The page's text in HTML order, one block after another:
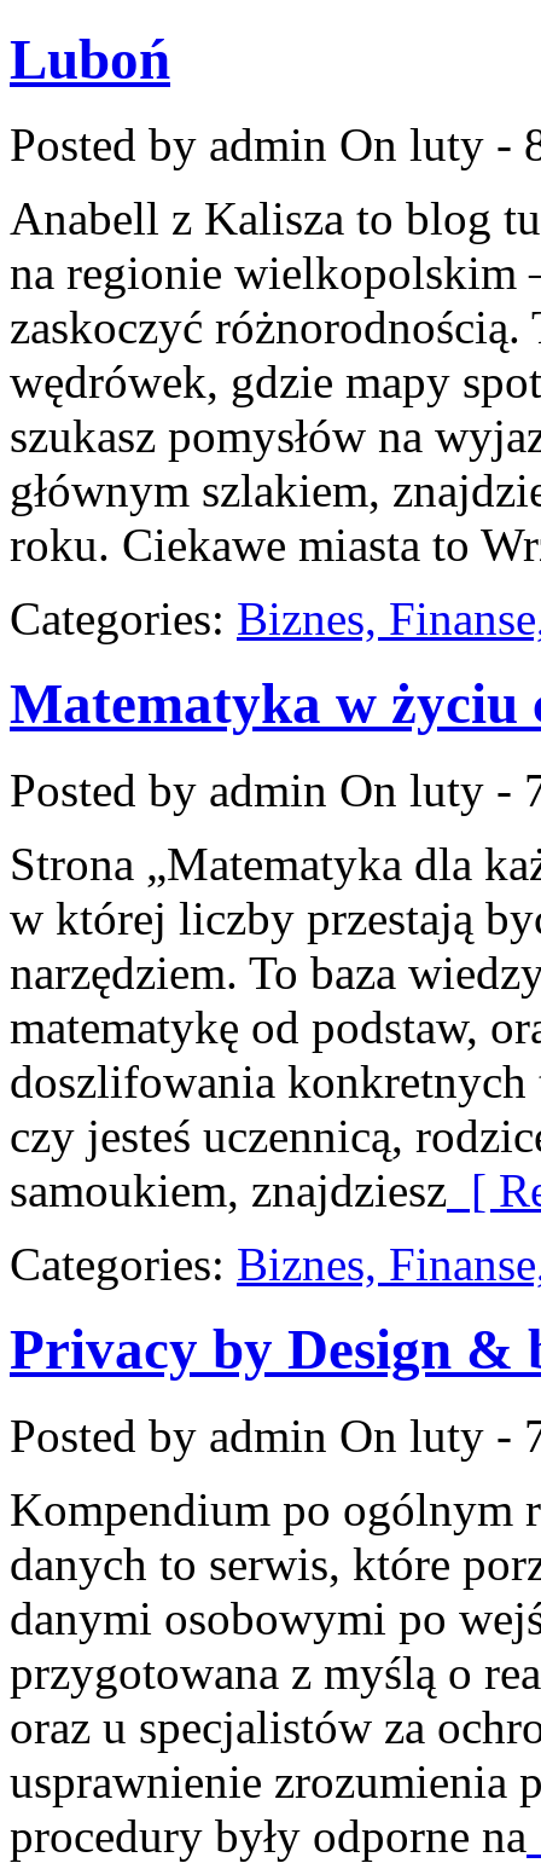
Luboń
Posted by admin On luty -
Anabell z Kalisza to blog
na regionie wielkopolskim
zaskoczyć
wędrówek, gdzie mapy
szukasz pomysłów na
głównym szlakiem,
roku. Ciekawe miasta to
Categories: Biznes,
Matematyka w życiu
Posted by admin On luty -
Strona „Matematyka dla
w której liczby przestają
narzędziem. To baza
matematykę od podstaw,
doszlifowania konkretnych
czy jesteś uczennicą,
samoukiem, znajdziesz [
Categories: Biznes,
Privacy by Design &
Posted by admin On luty -
Kompendium po ogólnym
danych to serwis, które
danymi osobowymi po
przygotowana z myślą o
oraz u specjalistów za
usprawnienie zrozumienia
procedury były odporne na